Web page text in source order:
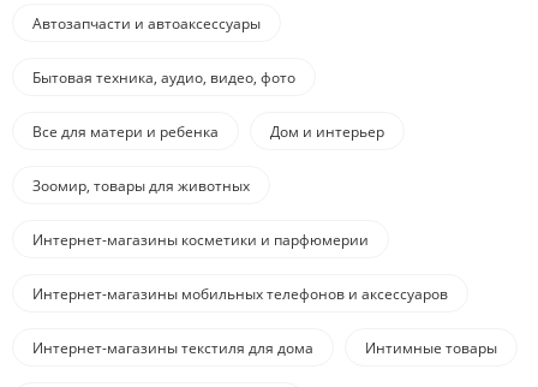
Автозапчасти и автоаксессуары
Бытовая техника, аудио, видео, фото
Все для матери и ребенка Дом и интерьер
Зоомир, товары для животных
Интернет-магазины косметики и парфюмерии
Интернет-магазины мобильных телефонов и аксессуаров
Интернет-магазины текстиля для дома Интимные товары